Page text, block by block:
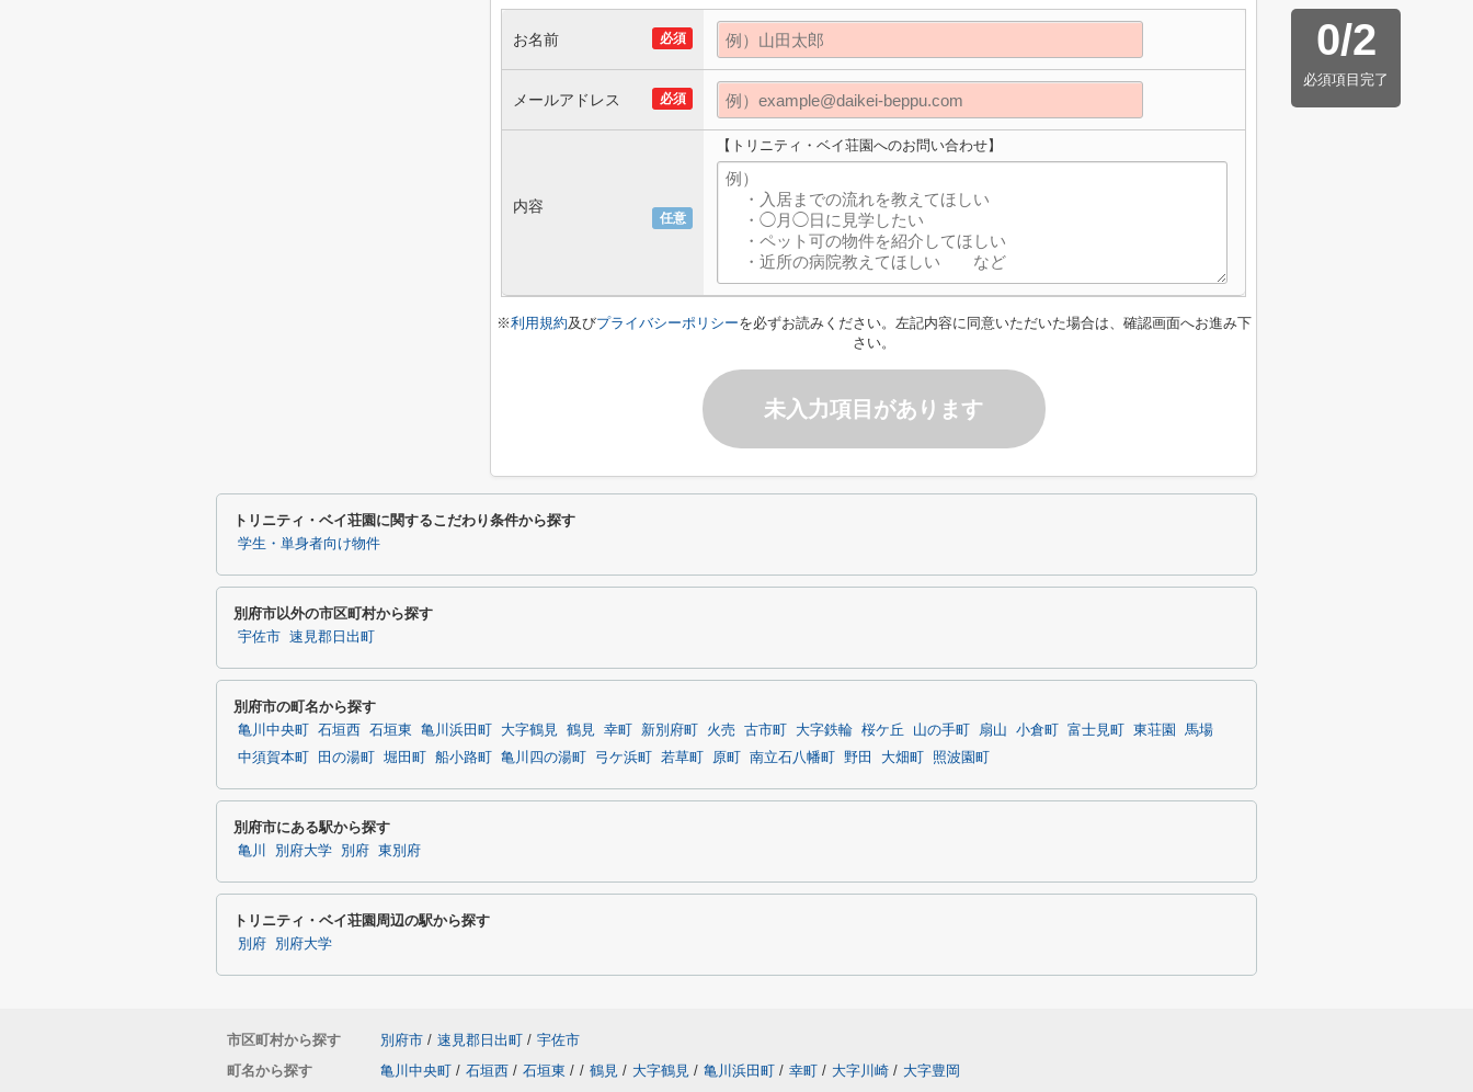
0/2
必須項目完了
必須
お名前
必須
メールアドレス
任意
内容
【トリニティ・ベイ荘園へのお問い合わせ】
※利用規約及びプライバシーポリシーを必ずお読みください。左記内容に同意いただいた場合は、確認画面へお進み下
さい。
未入力項目があります
トリニティ・ベイ荘園に関するこだわり条件から探す
学生・単身者向け物件
別府市以外の市区町村から探す
宇佐市 速見郡日出町
別府市の町名から探す
亀川中央町 石垣西 石垣東 亀川浜田町 大字鶴見 鶴見 幸町 新別府町 火売 古市町 大字鉄輪 桜ケ丘 山の手町 扇山 小倉町 富士見町 東荘園
馬場
中須賀本町
田の湯町 堀田町 船小路町 亀川四の湯町 弓ケ浜町 若草町 原町 南立石八幡町 野田 大畑町 照波園町
別府市にある駅から探す
亀川 別府大学 別府 東別府
トリニティ・ベイ荘園周辺の駅から探す
別府 別府大学
市区町村から探す 別府市 / 速見郡日出町 / 宇佐市
町名から探す
亀川中央町 / 石垣西 / 石垣東 / / 鶴見 / 大字鶴見 / 亀川浜田町 / 幸町 / 大字川崎 / 大字豊岡